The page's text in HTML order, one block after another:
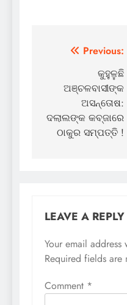
Post
navigation
Previous:
କୁହୁଳୁଛି
ଅଞ୍ଚଳବାସୀଙ୍କ
ଅସନ୍ତୋଷ:
ଦଲାଲଙ୍କ କବ୍‌ଜାରେ
ଠାକୁର ସମ୍ପତ୍ତି !
LEAVE A REPLY
Your email
Required fields are
Comment *